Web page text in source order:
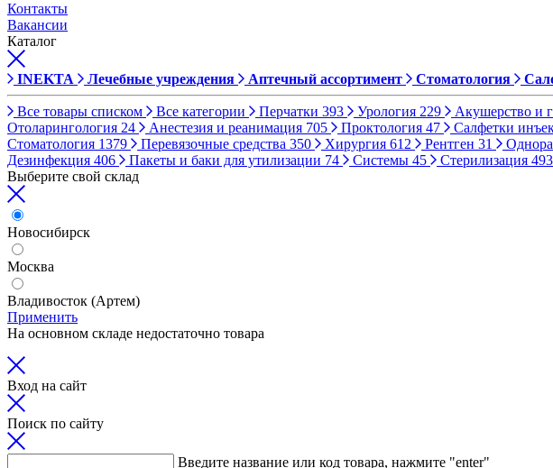
Контакты
Вакансии
Каталог
INEKTA Лечебные учреждения Аптечный ассортимент Стоматология
Все товары списком Все категории Перчатки 393 Урология 229 Акушерство и
Отоларингология 24 Анестезия и реанимация 705 Проктология 47 Салфетки
Стоматология 1379 Перевязочные средства 350 Хирургия 612 Рентген 31
Дезинфекция 406 Пакеты и баки для утилизации 74 Системы 45 Стерилизация 493
Выберите свой склад
Новосибирск
Москва
Владивосток (Артем)
Применить
На основном складе недостаточно товара
Вход на сайт
Поиск по сайту
Введите название или код товара, нажмите "enter"